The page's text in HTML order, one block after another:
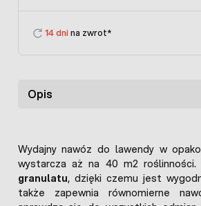
14 dni na zwrot*
Opis
Wydajny nawóz do lawendy w
wystarcza aż na 40 m2 roślinności.
granulatu, dzięki czemu jest
także zapewnia równomierne